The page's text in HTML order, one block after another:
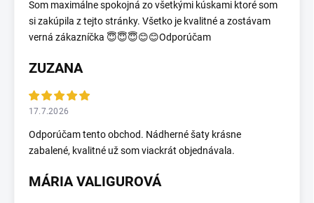
Som maximálne spokojná zo všetkými kúskami ktoré som
si zakúpila z tejto stránky. Všetko je kvalitné a zostávam
verná zákazníčka 😇😇😇😊😊Odporúčam
ZUZANA
17.7.2026
Odporúčam tento obchod. Nádherné šaty krásne
zabalené, kvalitné už som viackrát objednávala.
MÁRIA VALIGUROVÁ